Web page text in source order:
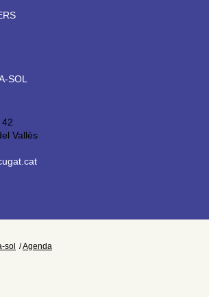
SOL
Vallès
sol Agenda